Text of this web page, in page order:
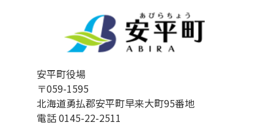
安平町役場
〒059-1595
北海道勇払郡安平町早来大町95番地
電話 0145-22-2511